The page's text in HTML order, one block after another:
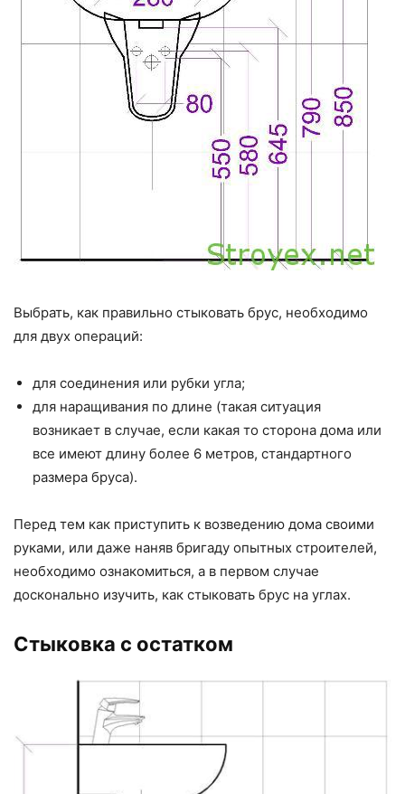
Выбрать, как правильно стыковать брус, необходимо
для двух операций:
для соединения или рубки угла;
для наращивания по длине (такая ситуация
возникает в случае, если какая то сторона дома или
все имеют длину более 6 метров, стандартного
размера бруса).
Перед тем как приступить к возведению дома своими
руками, или даже наняв бригаду опытных строителей,
необходимо ознакомиться, а в первом случае
досконально изучить, как стыковать брус на углах.
Стыковка с остатком